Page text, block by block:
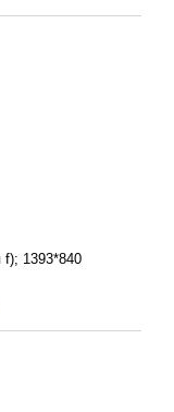
f); 1393*840